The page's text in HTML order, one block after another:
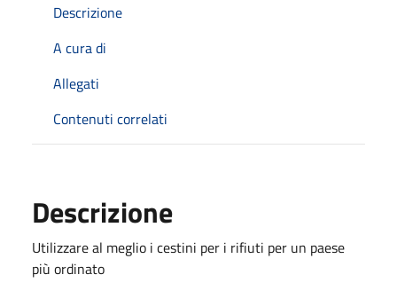
Descrizione
A cura di
Allegati
Contenuti correlati
Descrizione
Utilizzare al meglio i cestini per i rifiuti per un paese
più ordinato